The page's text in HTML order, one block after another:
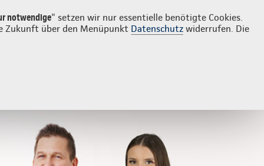
notwendige" setzen wir nur essentielle benötigte Cookies.
Zukunft über den Menüpunkt Datenschutz widerrufen. Die
Login Kontakt 02203 297530